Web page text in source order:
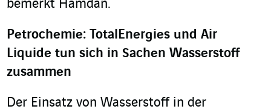
bemerkt Hamdan.
Petrochemie: TotalEnergies und Air
Liquide tun sich in Sachen Wasserstoff
zusammen
Der Einsatz von Wasserstoff in der